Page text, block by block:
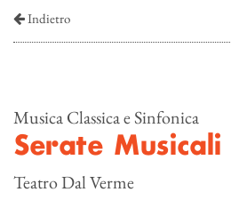
Indietro
Musica Classica e Sinfonica
Serate Musicali
Teatro Dal Verme